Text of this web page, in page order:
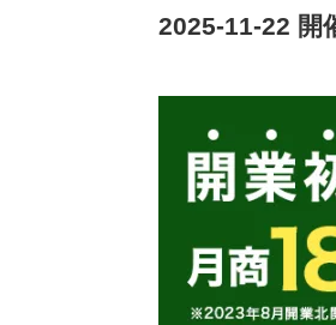
2025-11-22 開